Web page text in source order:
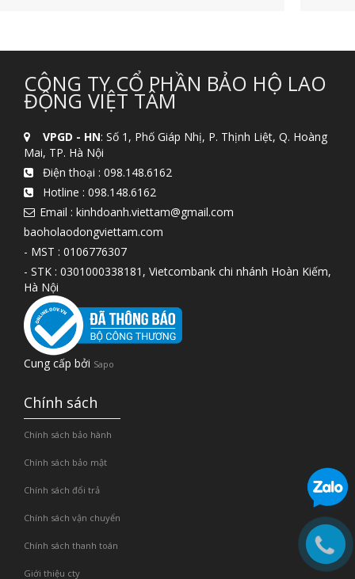
CÔNG TY CỔ PHẦN BẢO HỘ LAO
ĐỘNG VIỆT TÂM
VPGD - HN: Số 1, Phố Giáp Nhị, P. Thịnh Liệt, Q. Hoàng
Mai, TP. Hà Nội
Điện thoại : 098.148.6162
Hotline : 098.148.6162
Email : kinhdoanh.viettam@gmail.com
baoholaodongviettam.com
- MST : 0106776307
- STK : 0301000338181, Vietcombank chi nhánh Hoàn Kiếm,
Hà Nội
Cung cấp bởi Sapo
Chính sách
Chính sách bảo hành
Chính sách bảo mật
Chính sách đổi trả
Chính sách vận chuyển
Chính sách thanh toán
Giới thiệu cty